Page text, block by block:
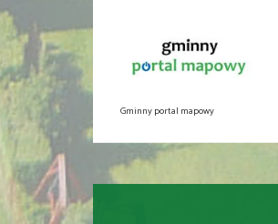
Gminny portal mapowy